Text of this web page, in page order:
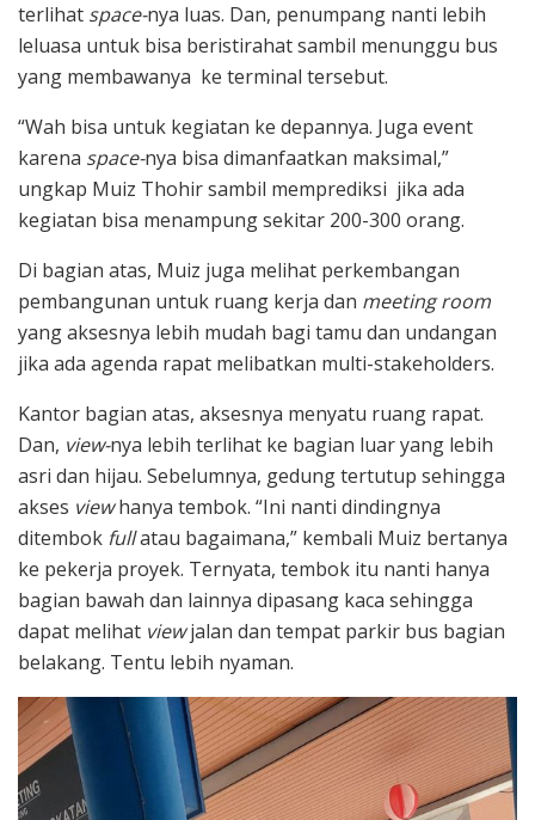
terlihat space-nya luas. Dan, penumpang nanti lebih
leluasa untuk bisa beristirahat sambil menunggu bus
yang membawanya ke terminal tersebut.
“Wah bisa untuk kegiatan ke depannya. Juga event
karena space-nya bisa dimanfaatkan maksimal,”
ungkap Muiz Thohir sambil memprediksi jika ada
kegiatan bisa menampung sekitar 200-300 orang.
Di bagian atas, Muiz juga melihat perkembangan
pembangunan untuk ruang kerja dan meeting room
yang aksesnya lebih mudah bagi tamu dan undangan
jika ada agenda rapat melibatkan multi-stakeholders.
Kantor bagian atas, aksesnya menyatu ruang rapat.
Dan, view-nya lebih terlihat ke bagian luar yang lebih
asri dan hijau. Sebelumnya, gedung tertutup sehingga
akses viewhanya tembok. “Ini nanti dindingnya
ditembok fullatau bagaimana,” kembali Muiz bertanya
ke pekerja proyek. Ternyata, tembok itu nanti hanya
bagian bawah dan lainnya dipasang kaca sehingga
dapat melihat viewjalan dan tempat parkir bus bagian
belakang. Tentu lebih nyaman.